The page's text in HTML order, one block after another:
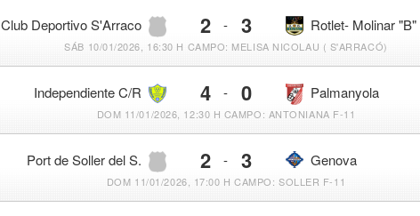
Club Deportivo S'Arraco 2 - Rotlet- Molinar "B"
3
SÁB 10/01/2026, 16:30 H CAMPO: MELISA NICOLAU ( S'ARRACÓ)
Independiente C/R 4 - Palmanyola
0
DOM 11/01/2026, 12:30 H CAMPO: ANTONIANA F-11
Port de Soller del S. 2 - Genova
3
DOM 11/01/2026, 17:00 H CAMPO: SOLLER F-11